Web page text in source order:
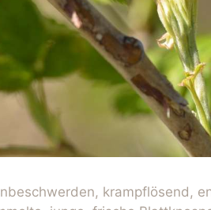
krampflösend,